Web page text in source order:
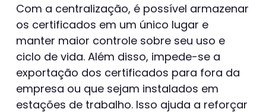
Com a centralização, é possível armazenar
os certificados em um único lugar e
manter maior controle sobre seu uso e
ciclo de vida. Além disso, impede-se a
exportação dos certificados para fora da
empresa ou que sejam instalados em
estações de trabalho. Isso ajuda a reforçar